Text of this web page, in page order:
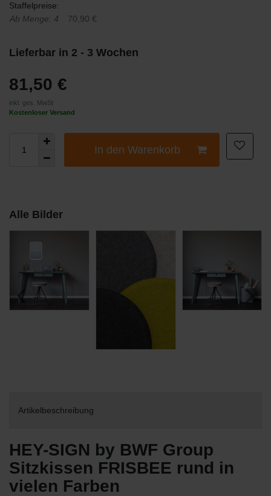
Staffelpreise:
Ab Menge: 4
70,90 €
Lieferbar in 2 - 3 Wochen
81,50 €
inkl. ges. MwSt
Kostenloser Versand
In den Warenkorb
Alle Bilder
Artikelbeschreibung
HEY-SIGN by BWF Group
Sitzkissen FRISBEE rund in
vielen Farben